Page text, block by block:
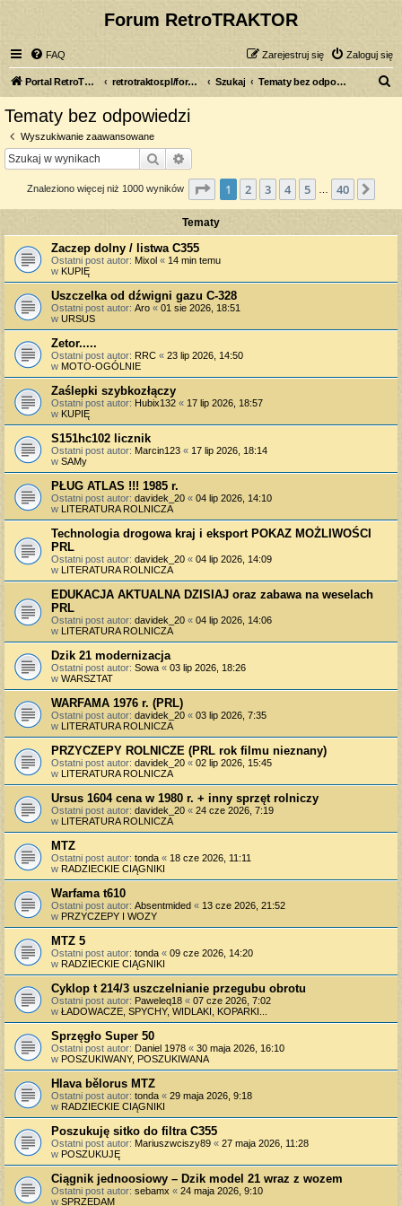
Forum RetroTRAKTOR
FAQ Zaloguj się
Zarejestruj się
Portal RetroTRAKTOR.pl retrotraktor.pl/forum Szukaj Tematy bez odpowiedzi
Tematy bez odpowiedzi
Wyszukiwanie zaawansowane
Szukaj
Znaleziono więcej niż 1000 wyników Strona z40
1 2 3 4 5 40
Tematy
Zaczep dolny / listwa C355
Ostatni post autor: Mixol « 14 min temu
w KUPIĘ
Uszczelka od dźwigni gazu C-328
Ostatni post autor: Aro « 01 sie 2026, 18:51
w URSUS
Zetor.....
Ostatni post autor: RRC « 23 lip 2026, 14:50
w MOTO-OGÓLNIE
Zaślepki szybkozłączy
Ostatni post autor: Hubix132 « 17 lip 2026, 18:57
w KUPIĘ
S151hc102 licznik
Ostatni post autor: Marcin123 « 17 lip 2026, 18:14
w SAMy
PŁUG ATLAS !!! 1985 r.
Ostatni post autor: davidek_20 « 04 lip 2026, 14:10
w LITERATURA ROLNICZA
Technologia drogowa kraj i eksport POKAZ MOŻLIWOŚCI
PRL
Ostatni post autor: davidek_20 « 04 lip 2026, 14:09
w LITERATURA ROLNICZA
EDUKACJA AKTUALNA DZISIAJ oraz zabawa na weselach
PRL
Ostatni post autor: davidek_20 « 04 lip 2026, 14:06
w LITERATURA ROLNICZA
Dzik 21 modernizacja
Ostatni post autor: Sowa « 03 lip 2026, 18:26
w WARSZTAT
WARFAMA 1976 r. (PRL)
Ostatni post autor: davidek_20 « 03 lip 2026, 7:35
w LITERATURA ROLNICZA
PRZYCZEPY ROLNICZE (PRL rok filmu nieznany)
Ostatni post autor: davidek_20 « 02 lip 2026, 15:45
w LITERATURA ROLNICZA
Ursus 1604 cena w 1980 r. + inny sprzęt rolniczy
Ostatni post autor: davidek_20 « 24 cze 2026, 7:19
w LITERATURA ROLNICZA
MTZ
Ostatni post autor: tonda « 18 cze 2026, 11:11
w RADZIECKIE CIĄGNIKI
Warfama t610
Ostatni post autor: Absentmided « 13 cze 2026, 21:52
w PRZYCZEPY I WOZY
MTZ 5
Ostatni post autor: tonda « 09 cze 2026, 14:20
w RADZIECKIE CIĄGNIKI
Cyklop t 214/3 uszczelnianie przegubu obrotu
Ostatni post autor: Paweleq18 « 07 cze 2026, 7:02
w ŁADOWACZE, SPYCHY, WIDLAKI, KOPARKI...
Sprzęgło Super 50
Ostatni post autor: Daniel 1978 « 30 maja 2026, 16:10
w POSZUKIWANY, POSZUKIWANA
Hlava bělorus MTZ
Ostatni post autor: tonda « 29 maja 2026, 9:18
w RADZIECKIE CIĄGNIKI
Poszukuję sitko do filtra C355
Ostatni post autor: Mariuszwciszy89 « 27 maja 2026, 11:28
w POSZUKUJĘ
Ciągnik jednoosiowy – Dzik model 21 wraz z wozem
Ostatni post autor: sebamx « 24 maja 2026, 9:10
w SPRZEDAM